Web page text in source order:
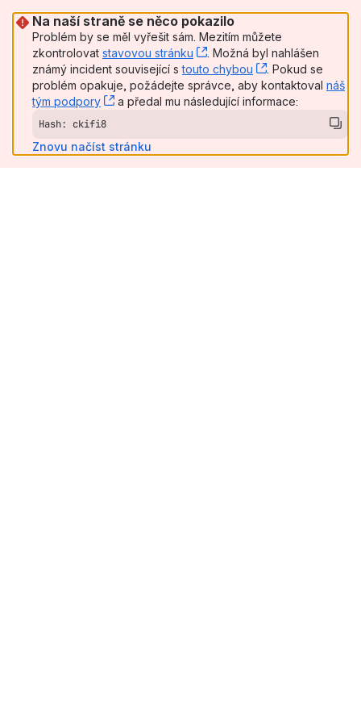
Na naší straně se něco pokazilo
Problém by se měl vyřešit sám. Mezitím můžete
zkontrolovat stavovou stránku , (opens new window)
. Možná byl nahlášen
známý incident související stouto chybou , (opens new
. Pokud se
problém opakuje, požádejte správce, aby kontaktoval náš
tým podpory
, (opens new window)
a předal mu následující informace:
Hash: ckifi8
Znovu načíst stránku